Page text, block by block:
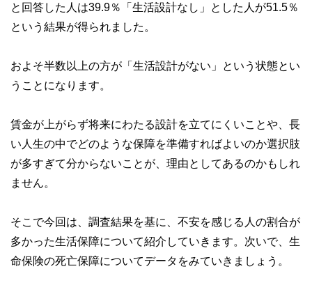
と回答した人は39.9％「生活設計なし」とした人が51.5％
という結果が得られました。
およそ半数以上の方が「生活設計がない」という状態とい
うことになります。
賃金が上がらず将来にわたる設計を立てにくいことや、長
い人生の中でどのような保障を準備すればよいのか選択肢
が多すぎて分からないことが、理由としてあるのかもしれ
ません。
そこで今回は、調査結果を基に、不安を感じる人の割合が
多かった生活保障について紹介していきます。次いで、生
命保険の死亡保障についてデータをみていきましょう。